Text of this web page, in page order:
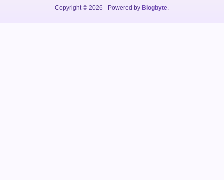
Copyright © 2026 - Powered by Blogbyte.